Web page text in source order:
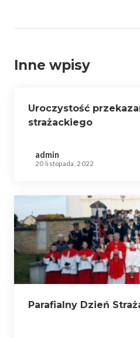
Inne wpisy
Uroczystość
strażackiego
admin
20 listopada, 2022
Parafialny Dzień